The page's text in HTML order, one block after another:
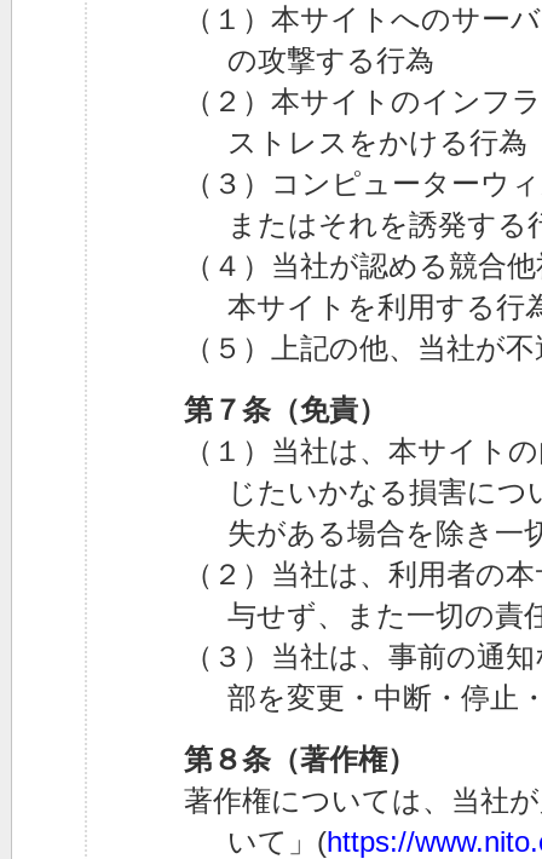
（１）本サイトへのサー
の攻撃する行為
（２）本サイトのインフ
ストレスをかける行為
（３）コンピューターウ
またはそれを誘発する
（４）当社が認める競合
本サイトを利用する行
（５）上記の他、当社が
第７条（免責）
（１）当社は、本サイト
じたいかなる損害につ
失がある場合を除き一
（２）当社は、利用者の
与せず、また一切の責
（３）当社は、事前の通
部を変更・中断・停止
第８条（著作権）
著作権については、当社
いて」(https://